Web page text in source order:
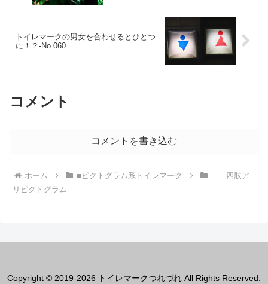
トイレマークの男女を合わせるとひとつ
に！？‐No.060
コメント
コメントを書き込む
ホーム ■ピクトグラム系トイレマーク
――四肢ア
リピクトグラム
Copyright © 2019-2026 トイレマークつれづれ All Rights Reserved.